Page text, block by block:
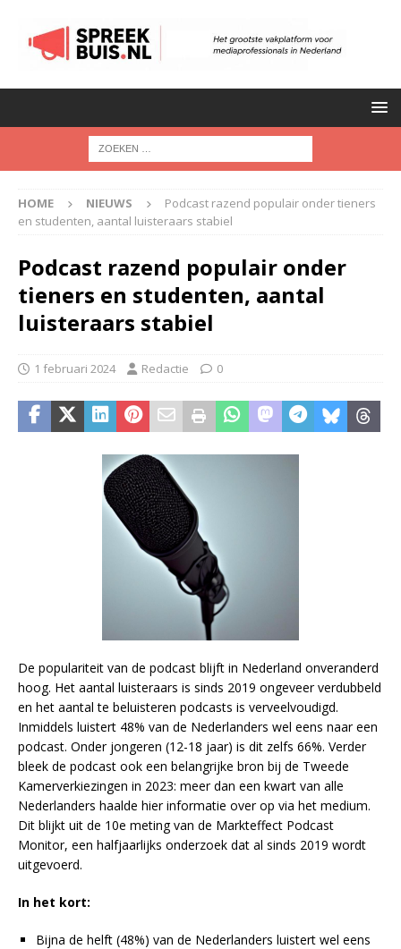
HOME NIEUWS
Podcast razend populair onder tieners
en studenten, aantal luisteraars stabiel
Podcast razend populair onder
tieners en studenten, aantal
luisteraars stabiel
1 februari 2024 Redactie 0
De populariteit van de podcast blijft in Nederland onveranderd
hoog. Het aantal luisteraars is sinds 2019 ongeveer verdubbeld
en het aantal te beluisteren podcasts is verveelvoudigd.
Inmiddels luistert 48% van de Nederlanders wel eens naar een
podcast. Onder jongeren (12-18 jaar) is dit zelfs 66%. Verder
bleek de podcast ook een belangrijke bron bij de Tweede
Kamerverkiezingen in 2023: meer dan een kwart van alle
Nederlanders haalde hier informatie over op via het medium.
Dit blijkt uit de 10e meting van de Markteffect Podcast
Monitor, een halfjaarlijks onderzoek dat al sinds 2019 wordt
uitgevoerd.
In het kort:
Bijna de helft (48%) van de Nederlanders luistert wel eens